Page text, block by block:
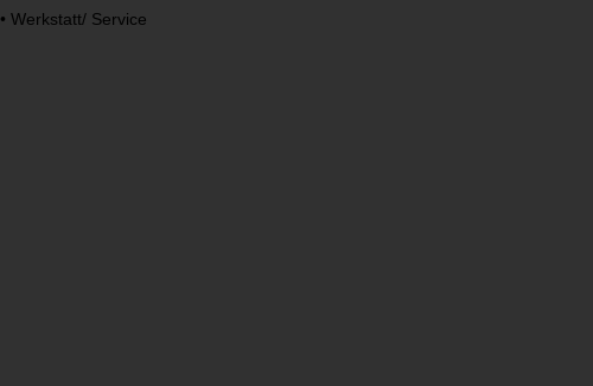
•Werkstatt/ Service